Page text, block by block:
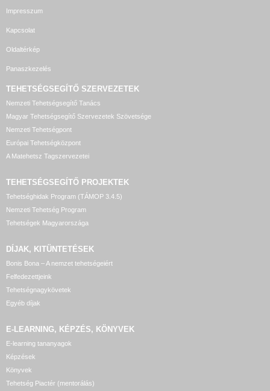
Impresszum
Kapcsolat
Oldaltérkép
Panaszkezelés
TEHETSÉGSEGÍTŐ SZERVEZETEK
Nemzeti Tehetségsegítő Tanács
Magyar Tehetségsegítő Szervezetek Szövetsége
Nemzeti Tehetségpont
Európai Tehetségközpont
A Matehetsz Tagszervezetei
TEHETSÉGSEGÍTŐ PROJEKTEK
Tehetséghidak Program (TÁMOP 3.4.5)
Nemzeti Tehetség Program
Tehetségek Magyarországa
DÍJAK, KITÜNTETÉSEK
Bonis Bona – A nemzet tehetségeiért
Felfedezettjeink
Tehetségnagykövetek
Egyéb díjak
E-LEARNING, KÉPZÉS, KÖNYVEK
E-learning tananyagok
Képzések
Könyvek
Tehetség Piactér (mentorálás)